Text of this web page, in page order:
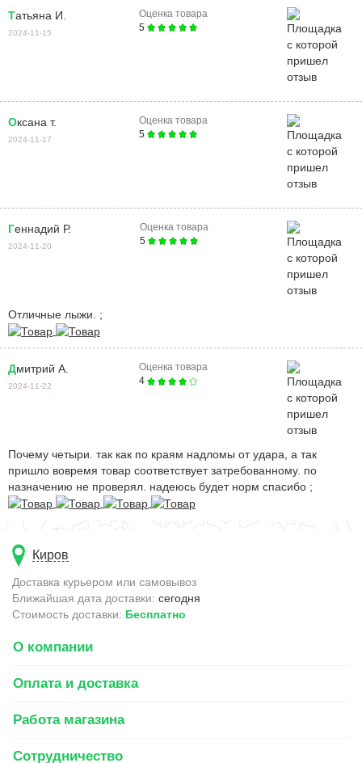
Татьяна И.
2024-11-15
Оценка товара
5
Оксана т.
2024-11-17
Оценка товара
5
Геннадий Р.
2024-11-20
Оценка товара
5
Отличные лыжи. ;
Дмитрий А.
2024-11-22
Оценка товара
4
почему четыри. так как по краям надломы от удара, а так
пришло вовремя товар соответствует затребованному. по
назначению не проверял. надеюсь будет норм спасибо ;
Киров
Доставка курьером или самовывоз
Ближайшая дата доставки: сегодня
Стоимость доставки: Бесплатно
О компании
Оплата и доставка
Работа магазина
Сотрудничество